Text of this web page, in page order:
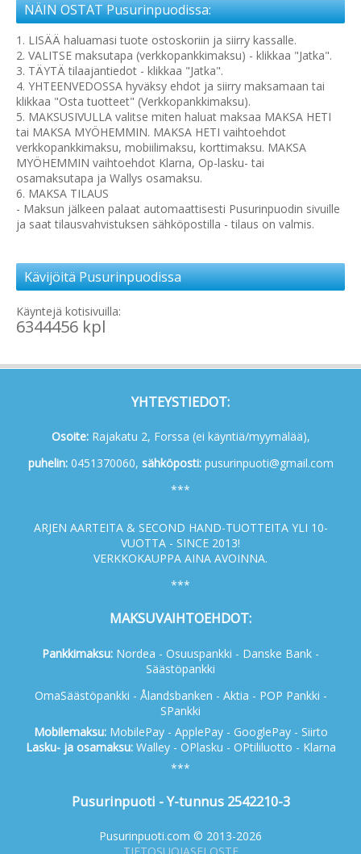
NÄIN OSTAT Pusurinpuodissa:
1. LISÄÄ haluamasi tuote ostoskoriin ja siirry kassalle.
2. VALITSE maksutapa (verkkopankkimaksu) - klikkaa "Jatka".
3. TÄYTÄ tilaajantiedot - klikkaa "Jatka".
4. YHTEENVEDOSSA hyväksy ehdot ja siirry maksamaan tai
klikkaa "Osta tuotteet" (Verkkopankkimaksu).
5. MAKSUSIVULLA valitse miten haluat maksaa MAKSA HETI
tai MAKSA MYÖHEMMIN. MAKSA HETI vaihtoehdot
verkkopankkimaksu, mobiilimaksu, korttimaksu. MAKSA
MYÖHEMMIN vaihtoehdot Klarna, Op-lasku- tai
osamaksutapa ja Wallys osamaksu.
6. MAKSA TILAUS
- Maksun jälkeen palaat automaattisesti Pusurinpuodin sivuille
ja saat tilausvahvistuksen sähköpostilla - tilaus on valmis.
Kävijöitä Pusurinpuodissa
Käyntejä kotisivuilla:
6344456 kpl
YHTEYSTIEDOT:
Osoite:Rajakatu 2, Forssa (ei käyntiä/myymälää),
puhelin:0451370060, sähköposti:pusurinpuoti@gmail.com
***
ARJEN AARTEITA & SECOND HAND-TUOTTEITA YLI 10-
VUOTTA - SINCE 2013!
VERKKOKAUPPA AINA AVOINNA.
***
MAKSUVAIHTOEHDOT:
Pankkimaksu: Nordea - Osuuspankki - Danske Bank -
Säästöpankki
OmaSäästöpankki - Ålandsbanken - Aktia - POP Pankki -
SPankki
Mobilemaksu:MobilePay - ApplePay - GooglePay - Siirto
Lasku- ja osamaksu:Walley - OPlasku - OPtililuotto - Klarna
***
Pusurinpuoti - Y-tunnus 2542210-3
Pusurinpuoti.com © 2013-2026